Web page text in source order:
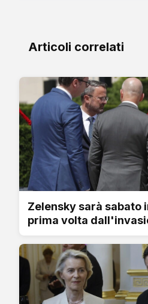
Articoli correlati
Zelensky sarà sabato
prima volta